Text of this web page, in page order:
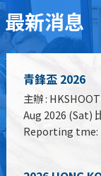
最新消息
青鋒盃 2026
主辦 :
Aug 2026 (Sat)
Reporting tme: